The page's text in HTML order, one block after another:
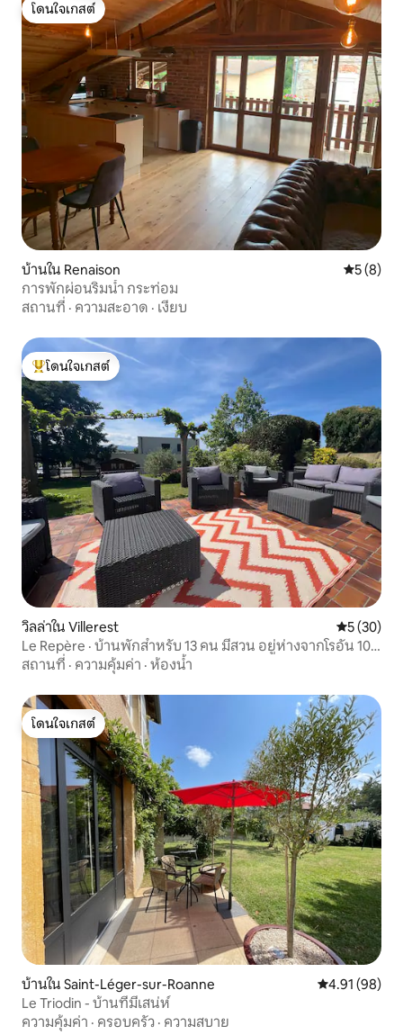
โดนใจเกสต์
โดนใจเกสต์
บ้านใน Renaison คะแนนเฉ
5 (8)
การพักผ่อนริมน้ำ กระท่อม
สถานที่ · ความสะอาด · เงียบ
โดนใจเกสต์ที่สุด
โดนใจเกสต์
วิลล่าใน Villerest คะแนนเฉลี่
5 (30)
Le Repère · บ้านพักสำหรับ 13 คน มีสวน อยู่ห่างจากโรอัน 10
นาที
สถานที่ · ความคุ้มค่า · ห้องน้ำ
โดนใจเกสต์
โดนใจเกสต์
บ้านใน Saint-Léger-sur-Roanne คะแนนเฉลี่ย
4.91 (98)
Le Triodin - บ้านที่มีเสน่ห์
ความคุ้มค่า · ครอบครัว · ความสบาย